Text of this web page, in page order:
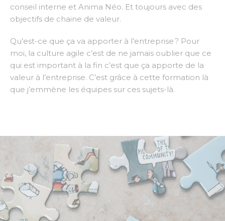
conseil interne et Anima Néo. Et toujours avec des
objectifs de chaine de valeur.
Qu’est-ce que ça va apporter à l’entreprise ? Pour
moi, la culture agile c’est de ne jamais oublier que ce
qui est important à la fin c’est que ça apporte de la
valeur à l’entreprise. C’est grâce à cette formation là
que j’emmène les équipes sur ces sujets-là.